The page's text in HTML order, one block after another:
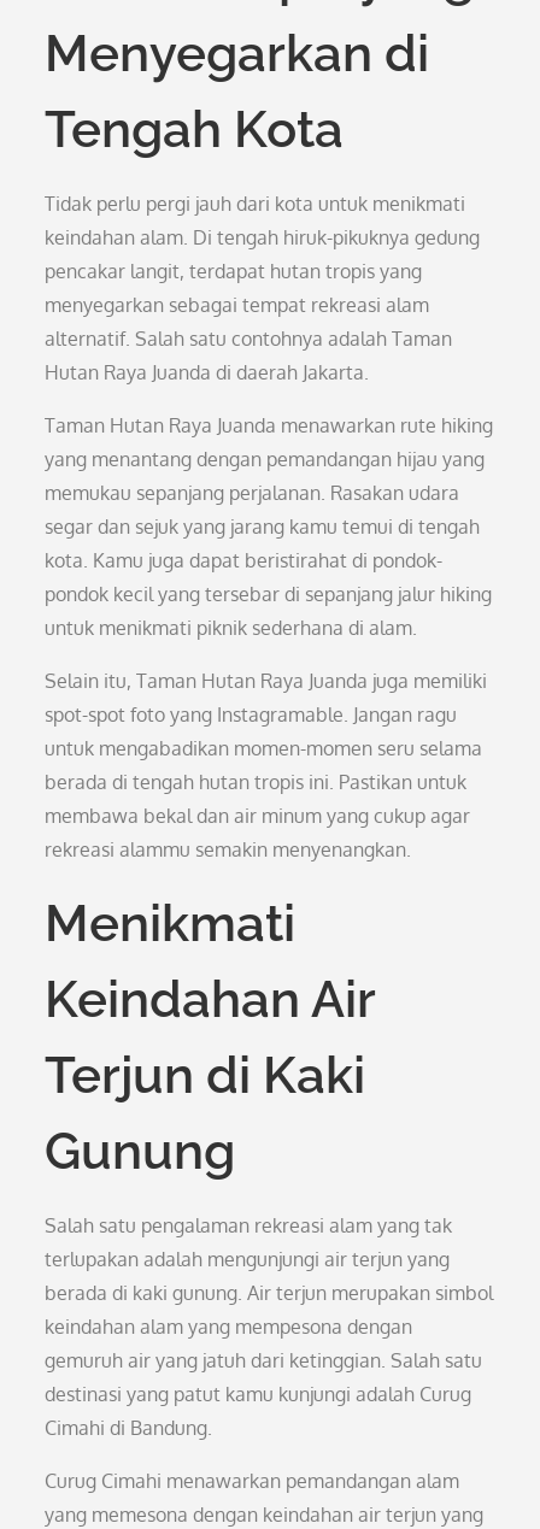
Menyegarkan di
Tengah Kota
Tidak perlu pergi jauh dari kota untuk menikmati
keindahan alam. Di tengah hiruk-pikuknya gedung
pencakar langit, terdapat hutan tropis yang
menyegarkan sebagai tempat rekreasi alam
alternatif. Salah satu contohnya adalah Taman
Hutan Raya Juanda di daerah Jakarta.
Taman Hutan Raya Juanda menawarkan rute hiking
yang menantang dengan pemandangan hijau yang
memukau sepanjang perjalanan. Rasakan udara
segar dan sejuk yang jarang kamu temui di tengah
kota. Kamu juga dapat beristirahat di pondok-
pondok kecil yang tersebar di sepanjang jalur hiking
untuk menikmati piknik sederhana di alam.
Selain itu, Taman Hutan Raya Juanda juga memiliki
spot-spot foto yang Instagramable. Jangan ragu
untuk mengabadikan momen-momen seru selama
berada di tengah hutan tropis ini. Pastikan untuk
membawa bekal dan air minum yang cukup agar
rekreasi alammu semakin menyenangkan.
Menikmati
Keindahan Air
Terjun di Kaki
Gunung
Salah satu pengalaman rekreasi alam yang tak
terlupakan adalah mengunjungi air terjun yang
berada di kaki gunung. Air terjun merupakan simbol
keindahan alam yang mempesona dengan
gemuruh air yang jatuh dari ketinggian. Salah satu
destinasi yang patut kamu kunjungi adalah Curug
Cimahi di Bandung.
Curug Cimahi menawarkan pemandangan alam
yang memesona dengan keindahan air terjun yang